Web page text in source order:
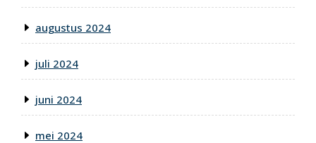
augustus 2024
juli 2024
juni 2024
mei 2024